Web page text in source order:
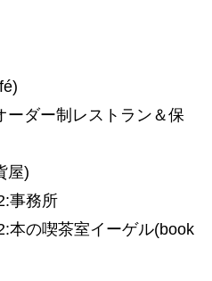
ーダー制レストラン＆保
屋)
事務所
本の喫茶室イーゲル(book